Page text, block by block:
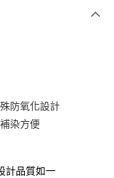
防氧化設計
染方便
計品質如一